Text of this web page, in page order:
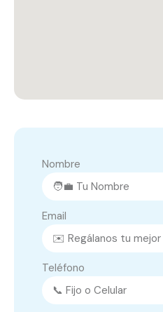
Nombre
Email
Teléfono